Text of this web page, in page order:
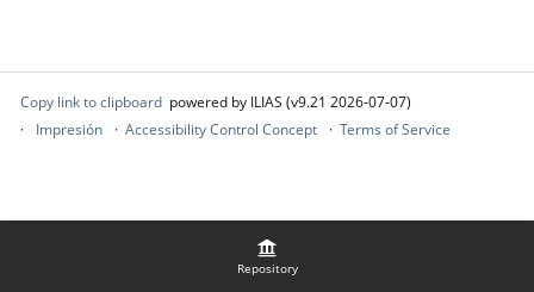
Repository
Copy link to clipboard powered by ILIAS (v9.21 2026-07-07)
Impresión
Accessibility Control Concept Terms of Service